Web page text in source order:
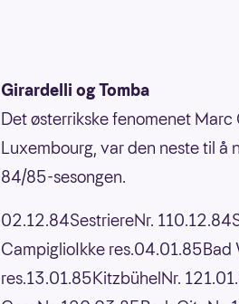
Girardelli og Tomba
Det østerrikske fenomenet
Luxembourg, var den neste til å
84/85-sesongen.
02.12.84SestriereNr.
CampiglioIkke
res.13.01.85KitzbühelNr.